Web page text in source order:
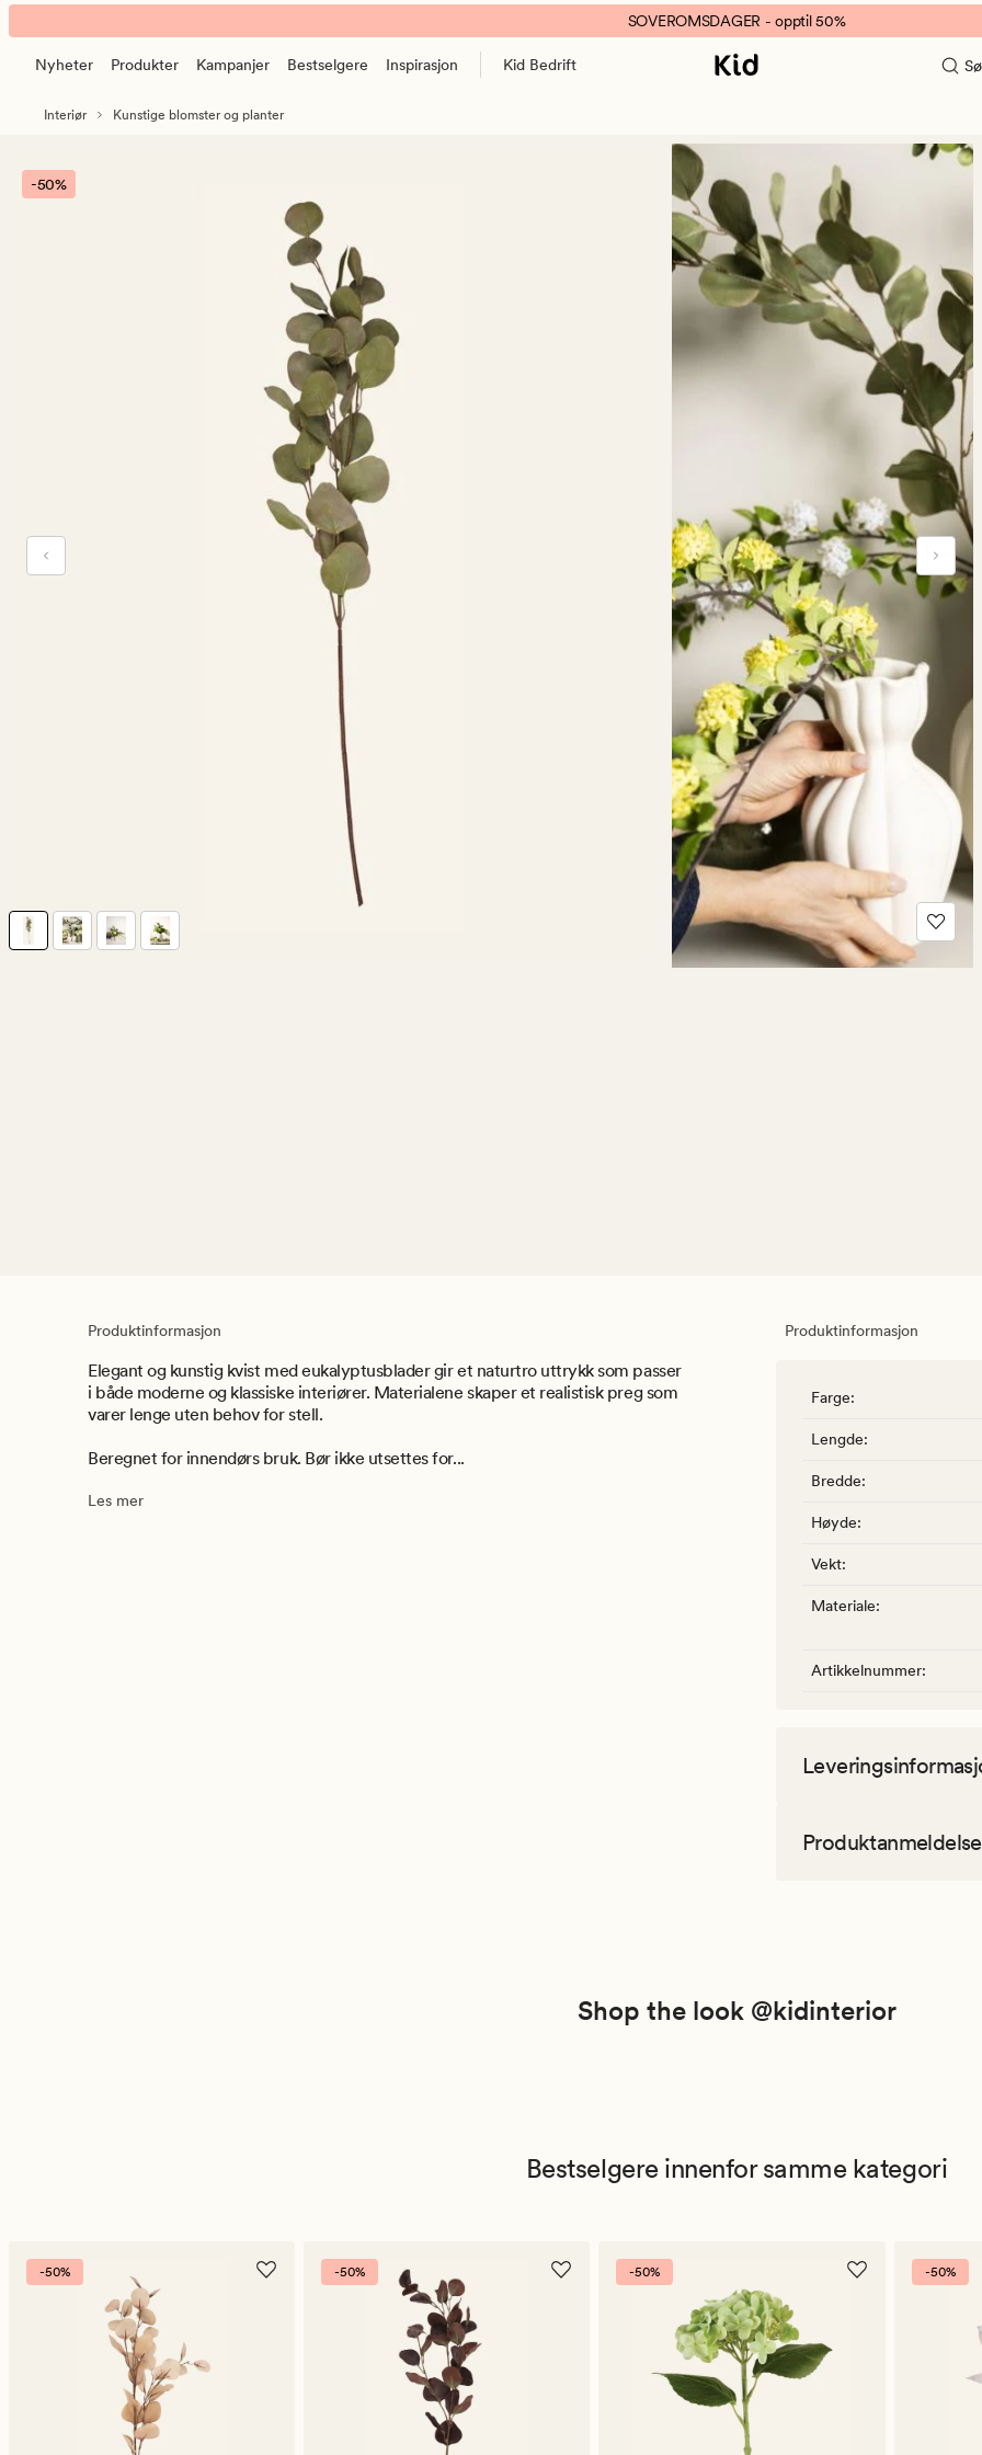
Eucalyptus
big
banner.
Klikk
pause.
SOVEROMSDAGER - opptil 50%
Nyheter Produkter Kampanjer Bestselgere Inspirasjon Kid Bedrift
Interiør Kunstige blomster og planter
-50%
Produktinformasjon
Elegant og kunstig kvist med eukalyptusblader gir et naturtro uttrykk som passer
i både moderne og klassiske interiører. Materialene skaper et realistisk preg som
varer lenge uten behov for stell.
Beregnet for innendørs bruk. Bør ikke utsettes for...
Les mer
Produktinformasjon
Farge:
Lengde:
Bredde:
Høyde:
Vekt:
Materiale:
Artikkelnummer:
Shop the look @kidinterior
Bestselgere innenfor samme kategori
-50% -50% -50% -50%